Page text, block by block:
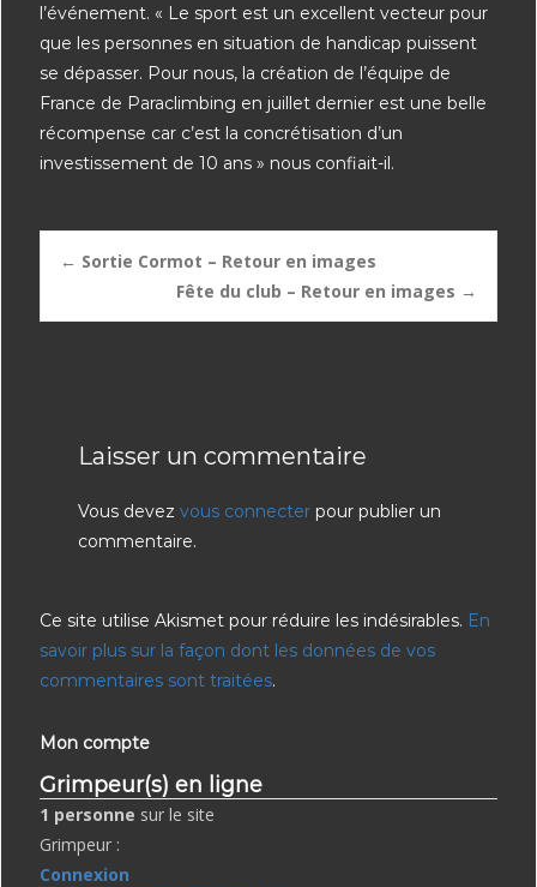
l’événement. « Le sport est un excellent vecteur pour
que les personnes en situation de handicap puissent
se dépasser. Pour nous, la création de l’équipe de
France de Paraclimbing en juillet dernier est une belle
récompense car c’est la concrétisation d’un
investissement de 10 ans » nous confiait-il.
Post
← Sortie Cormot – Retour en images
Fête du club – Retour en images →
Laisser un commentaire
Vous devez vous connecter pour publier un
commentaire.
Ce site utilise Akismet pour réduire les indésirables. En
savoir plus sur la façon dont les données de vos
commentaires sont traitées.
Mon compte
Grimpeur(s) en ligne
1 personne sur le site
Grimpeur :
Connexion